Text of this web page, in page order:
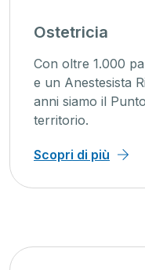
Ostetricia
Con oltre 1.000
e un Anestesista
anni siamo il
territorio.
Scopri di più